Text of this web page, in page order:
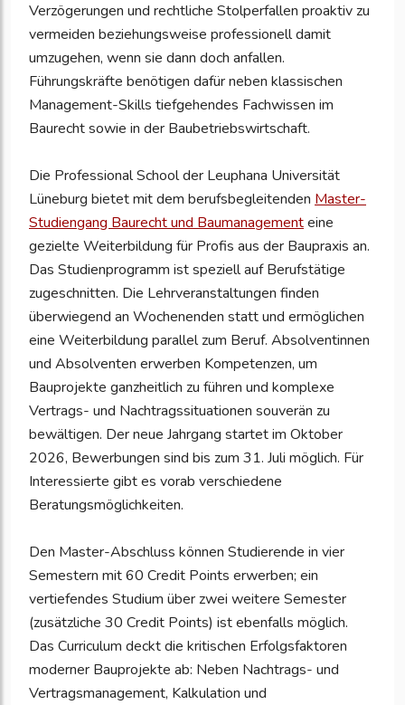
Verzögerungen und rechtliche Stolperfallen proaktiv zu
vermeiden beziehungsweise professionell damit
umzugehen, wenn sie dann doch anfallen.
Führungskräfte benötigen dafür neben klassischen
Management-Skills tiefgehendes Fachwissen im
Baurecht sowie in der Baubetriebswirtschaft.
Die Professional School der Leuphana Universität
Lüneburg bietet mit dem berufsbegleitenden Master-
Studiengang Baurecht und Baumanagementeine
gezielte Weiterbildung für Profis aus der Baupraxis an.
Das Studienprogramm ist speziell auf Berufstätige
zugeschnitten. Die Lehrveranstaltungen finden
überwiegend an Wochenenden statt und ermöglichen
eine Weiterbildung parallel zum Beruf. Absolventinnen
und Absolventen erwerben Kompetenzen, um
Bauprojekte ganzheitlich zu führen und komplexe
Vertrags- und Nachtragssituationen souverän zu
bewältigen. Der neue Jahrgang startet im Oktober
2026, Bewerbungen sind bis zum 31. Juli möglich. Für
Interessierte gibt es vorab verschiedene
Beratungsmöglichkeiten.
Den Master-Abschluss können Studierende in vier
Semestern mit 60 Credit Points erwerben; ein
vertiefendes Studium über zwei weitere Semester
(zusätzliche 30 Credit Points) ist ebenfalls möglich.
Das Curriculum deckt die kritischen Erfolgsfaktoren
moderner Bauprojekte ab: Neben Nachtrags- und
Vertragsmanagement, Kalkulation und